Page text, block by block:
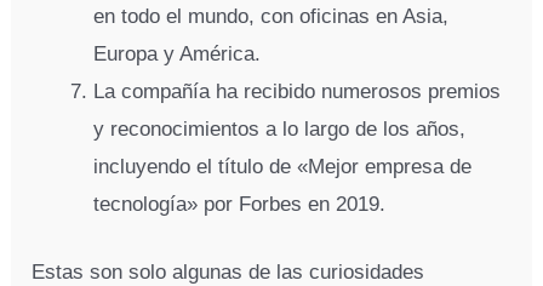
en todo el mundo, con oficinas en Asia,
Europa y América.
La compañía ha recibido numerosos premios
y reconocimientos a lo largo de los años,
incluyendo el título de «Mejor empresa de
tecnología» por Forbes en 2019.
Estas son solo algunas de las curiosidades